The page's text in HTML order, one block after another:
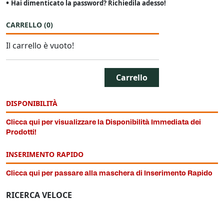
• Hai dimenticato la password? Richiedila adesso!
CARRELLO (0)
Il carrello è vuoto!
Carrello
DISPONIBILITÀ
Clicca qui per visualizzare la Disponibilità Immediata dei
Prodotti!
INSERIMENTO RAPIDO
Clicca qui per passare alla maschera di Inserimento Rapido
RICERCA VELOCE